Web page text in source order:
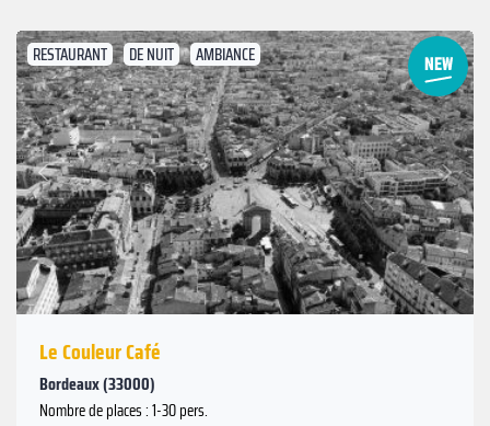
RESTAURANT DE NUIT AMBIANCE
Précédent
Suivant
Le Couleur Café
Bordeaux (33000)
Nombre de places : 1-30 pers.